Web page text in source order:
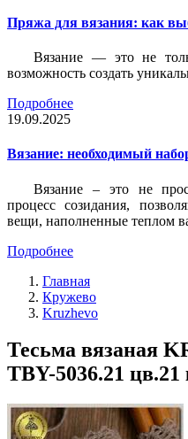
Пряжа для вязания: как
Вязание — это не
возможность создать
Подробнее
19.09.2025
Вязание: необходимый
Вязание – это не
процесс созидания,
вещи, наполненные теплом
Подробнее
Главная
Кружево
Kruzhevo
Тесьма вязаная
TBY-5036.21